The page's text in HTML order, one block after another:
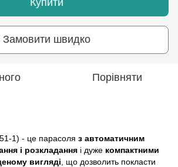
Замовити швидко
Порівняти
1) - це парасоля з автоматичним
і розкладання і дуже компактними
вигляді , що дозволить покласти